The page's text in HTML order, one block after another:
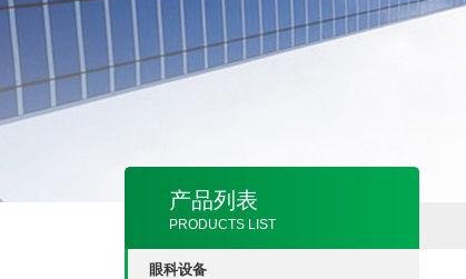
产品列表
PRODUCTS LIST
眼科设备